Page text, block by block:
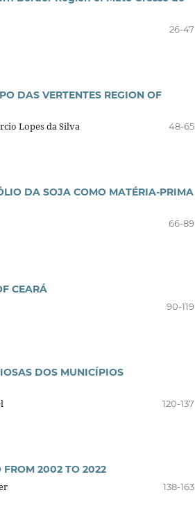
26-47
DAS VERTENTES REGION OF
Lopes da Silva
48-65
DA SOJA COMO MATÉRIA-PRIMA
66-89
CEARÁ
90-119
DOS MUNICÍPIOS
120-137
FROM 2002 TO 2022
138-163